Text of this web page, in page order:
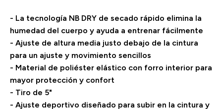
- La tecnología NB DRY de secado rápido elimina la
humedad del cuerpo y ayuda a entrenar fácilmente
- Ajuste de altura media justo debajo de la cintura
para un ajuste y movimiento sencillos
- Material de poliéster elástico con forro interior para
mayor protección y confort
- Tiro de 5"
- Ajuste deportivo diseñado para subir en la cintura y